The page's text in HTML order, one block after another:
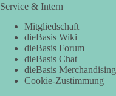
Service & Intern
Mitgliedschaft
dieBasis Wiki
dieBasis Forum
dieBasis Chat
dieBasis Merchandising
Cookie-Zustimmung